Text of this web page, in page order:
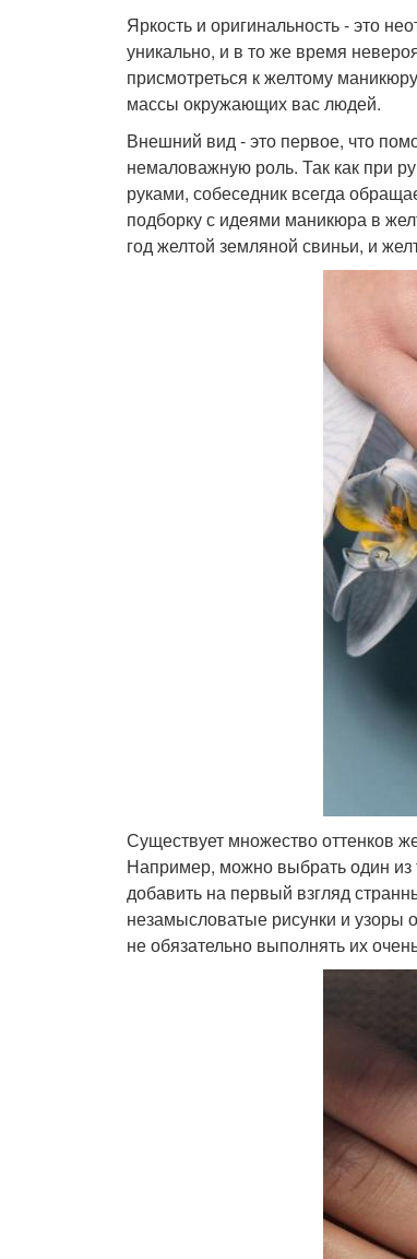
Яркость и оригинальность - это
уникально, и в то же время
присмотреться к желтому
массы окружающих вас людей.
Внешний вид - это первое, что
немаловажную роль. Так как при
руками, собеседник всегда
подборку с идеями маникюра в
год желтой земляной свиньи, и
Существует множество оттенков
Например, можно выбрать один
добавить на первый взгляд
незамысловатые рисунки и узоры
не обязательно выполнять их